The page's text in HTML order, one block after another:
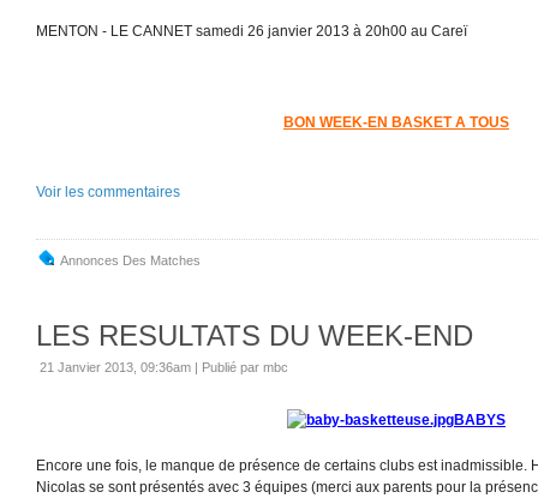
MENTON - LE CANNET samedi 26 janvier 2013 à 20h00 au Careï
BON WEEK-EN BASKET A TOUS
Voir les commentaires
Annonces Des Matches
LES RESULTATS DU WEEK-END
21 Janvier 2013, 09:36am | Publié par mbc
BABYS
Encore une fois, le manque de présence de certains clubs est inadmissible.
Nicolas se sont présentés avec 3 équipes (merci aux parents pour la